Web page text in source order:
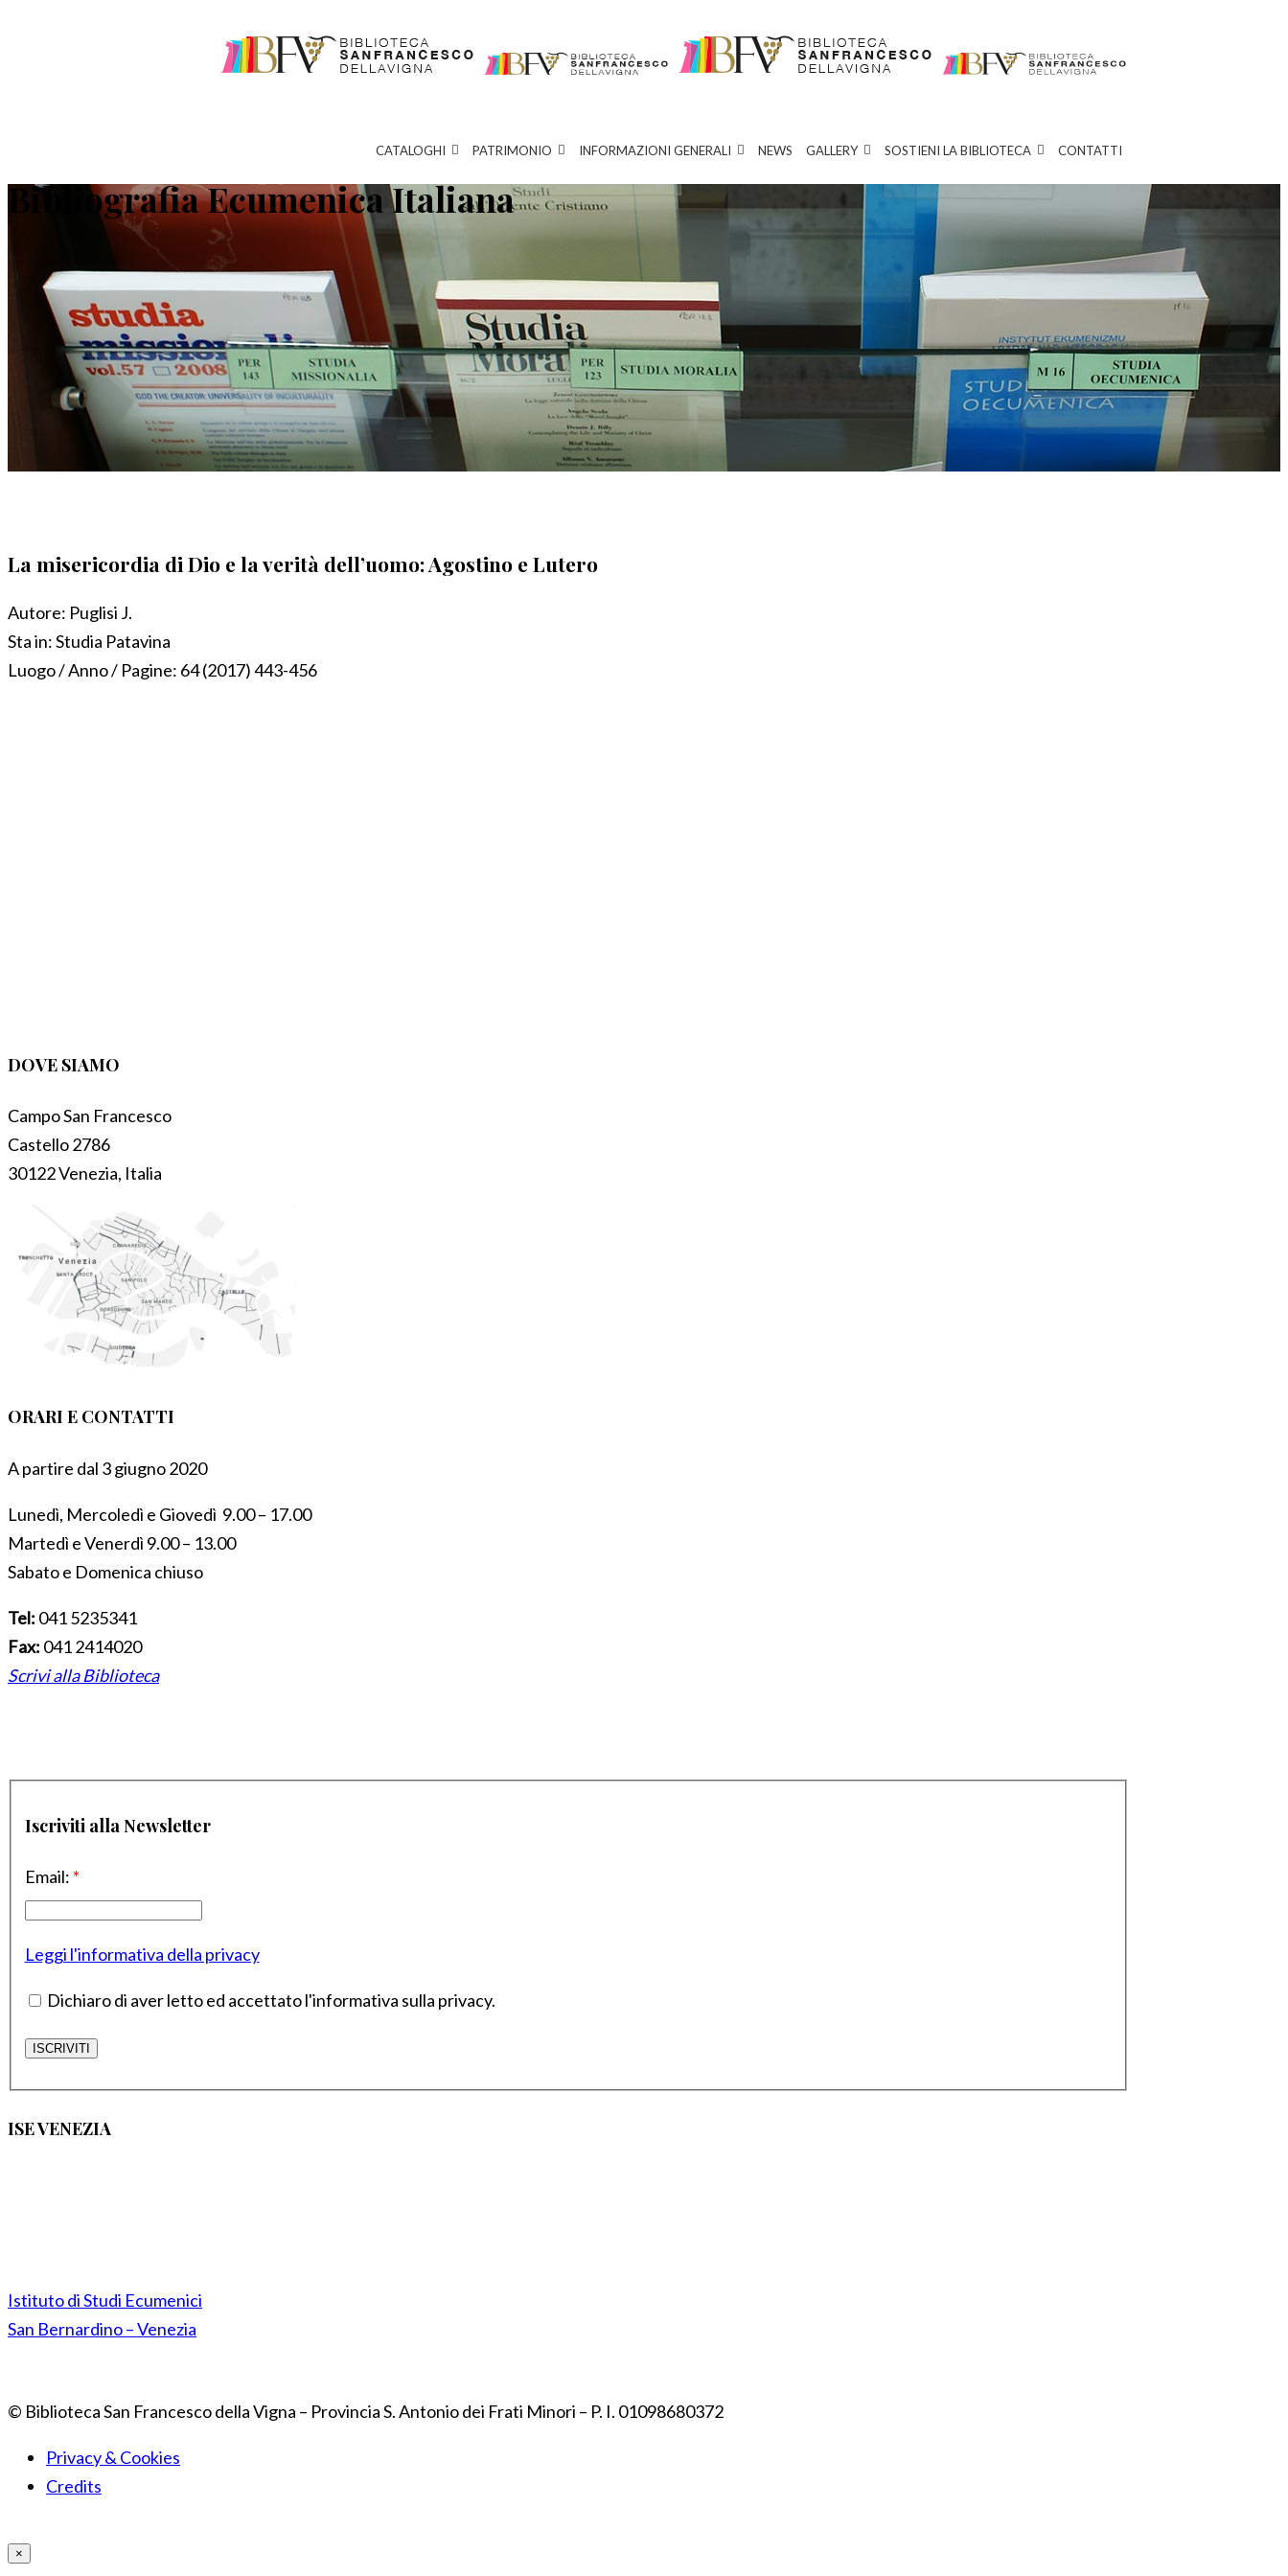
CATALOGHI PATRIMONIO INFORMAZIONI GENERALI NEWS GALLERY SOSTIENI LA BIBLIOTECA CONTATTI
Bibliografia Ecumenica Italiana
La misericordia di Dio e la verità dell’uomo: Agostino e Lutero
Autore: Puglisi J.
Sta in:Studia Patavina
Luogo / Anno / Pagine: 64 (2017) 443-456
DOVE SIAMO
Campo San Francesco
Castello 2786
30122 Venezia, Italia
ORARI E CONTATTI
A partire dal 3 giugno 2020
Lunedì, Mercoledì e Giovedì 9.00 – 17.00
Martedì e Venerdì 9.00 – 13.00
Sabato e Domenica chiuso
Tel: 041 5235341
Fax: 041 2414020
Scrivi alla Biblioteca
Iscriviti alla Newsletter
Email: *
Leggi l'informativa della privacy
Dichiaro di aver letto ed accettato l'informativa sulla privacy.
ISE VENEZIA
Istituto di Studi Ecumenici
San Bernardino – Venezia
© Biblioteca San Francesco della Vigna – Provincia S. Antonio dei Frati Minori – P. I. 01098680372
Privacy & Cookies
Credits
×